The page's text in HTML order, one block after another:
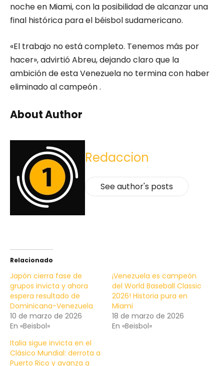
noche en Miami, con la posibilidad de alcanzar una
final histórica para el béisbol sudamericano.
«El trabajo no está completo. Tenemos más por
hacer», advirtió Abreu, dejando claro que la
ambición de esta Venezuela no termina con haber
eliminado al campeón .
About Author
Redaccion
See author's posts
Relacionado
Japón cierra fase de
grupos invicta y ahora
espera resultado de
Dominicana-Venezuela
10 de marzo de 2026
En «Beisbol»
¡Venezuela es campeón
del World Baseball Classic
2026! Historia pura en
Miami
18 de marzo de 2026
En «Beisbol»
Italia sigue invicta en el
Clásico Mundial: derrota a
Puerto Rico y avanza a